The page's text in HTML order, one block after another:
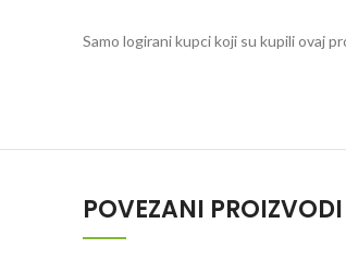
Samo logirani kupci koji su kupili ovaj
POVEZANI PROIZVODI